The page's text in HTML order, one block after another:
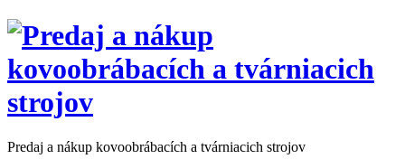
Predaj a nákup kovoobrábacích a tvárniacich strojov